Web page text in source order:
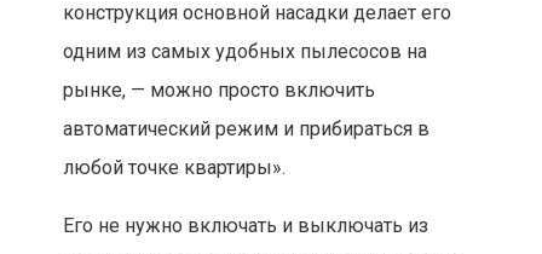
конструкция основной насадки делает его
одним из самых удобных пылесосов на
рынке, — можно просто включить
автоматический режим и прибираться в
любой точке квартиры».
Его не нужно включать и выключать из